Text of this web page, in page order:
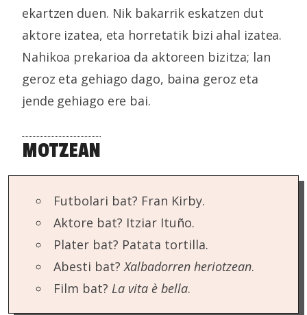
ekartzen duen. Nik bakarrik eskatzen dut
aktore izatea, eta horretatik bizi ahal izatea.
Nahikoa prekarioa da aktoreen bizitza; lan
geroz eta gehiago dago, baina geroz eta
jende gehiago ere bai.
MOTZEAN
Futbolari bat? Fran Kirby.
Aktore bat? Itziar Ituño.
Plater bat? Patata tortilla.
Abesti bat?Xalbadorren heriotzean.
Film bat? La vita è bella.